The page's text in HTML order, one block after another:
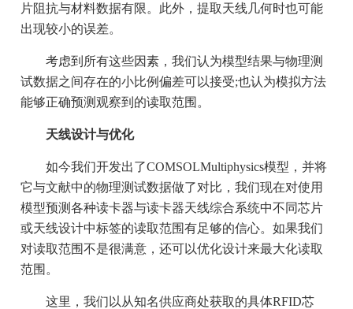
片阻抗与材料数据有限。此外，提取天线几何时也可能
出现较小的误差。
考虑到所有这些因素，我们认为模型结果与物理测
试数据之间存在的小比例偏差可以接受;也认为模拟方法
能够正确预测观察到的读取范围。
天线设计与优化
如今我们开发出了COMSOLMultiphysics模型，并将
它与文献中的物理测试数据做了对比，我们现在对使用
模型预测各种读卡器与读卡器天线综合系统中不同芯片
或天线设计中标签的读取范围有足够的信心。如果我们
对读取范围不是很满意，还可以优化设计来最大化读取
范围。
这里，我们以从知名供应商处获取的具体RFID芯